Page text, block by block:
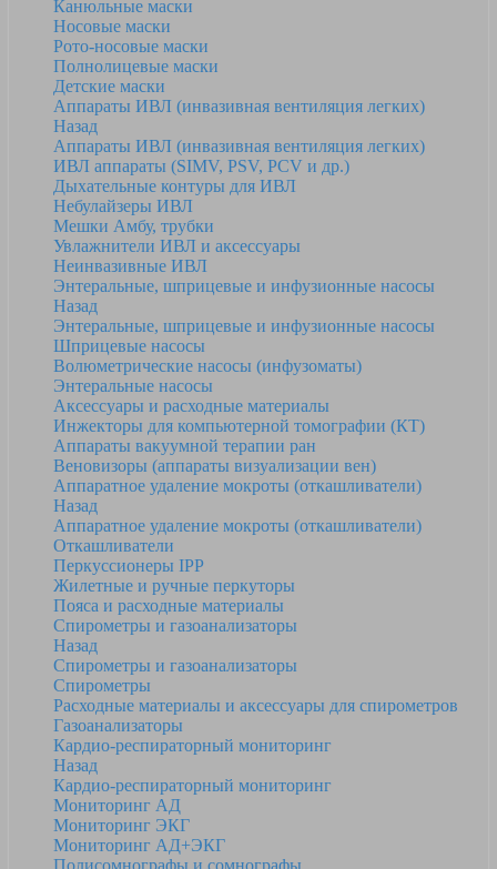
Канюльные маски
Носовые маски
Рото-носовые маски
Полнолицевые маски
Детские маски
Аппараты ИВЛ (инвазивная вентиляция легких)
Назад
Аппараты ИВЛ (инвазивная вентиляция легких)
ИВЛ аппараты (SIMV, PSV, PCV и др.)
Дыхательные контуры для ИВЛ
Небулайзеры ИВЛ
Мешки Амбу, трубки
Увлажнители ИВЛ и аксессуары
Неинвазивные ИВЛ
Энтеральные, шприцевые и инфузионные насосы
Назад
Энтеральные, шприцевые и инфузионные насосы
Шприцевые насосы
Волюметрические насосы (инфузоматы)
Энтеральные насосы
Аксессуары и расходные материалы
Инжекторы для компьютерной томографии (КТ)
Аппараты вакуумной терапии ран
Веновизоры (аппараты визуализации вен)
Аппаратное удаление мокроты (откашливатели)
Назад
Аппаратное удаление мокроты (откашливатели)
Откашливатели
Перкуссионеры IPP
Жилетные и ручные перкуторы
Пояса и расходные материалы
Спирометры и газоанализаторы
Назад
Спирометры и газоанализаторы
Спирометры
Расходные материалы и аксессуары для спирометров
Газоанализаторы
Кардио-респираторный мониторинг
Назад
Кардио-респираторный мониторинг
Мониторинг АД
Мониторинг ЭКГ
Мониторинг АД+ЭКГ
Полисомнографы и сомнографы